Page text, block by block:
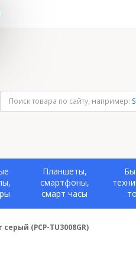
Поиск товара по сайту, например:
Планшеты,
смартфоны,
смарт часы
(PCP-TU3008GR)